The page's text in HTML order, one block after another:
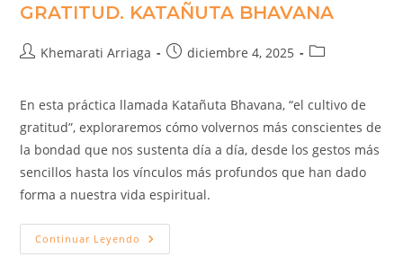
GRATITUD. KATAÑUTA BHAVANA
Khemarati Arriaga diciembre 4, 2025
En esta práctica llamada Katañuta Bhavana, “el cultivo de
gratitud”, exploraremos cómo volvernos más conscientes de
la bondad que nos sustenta día a día, desde los gestos más
sencillos hasta los vínculos más profundos que han dado
forma a nuestra vida espiritual.
Continuar Leyendo